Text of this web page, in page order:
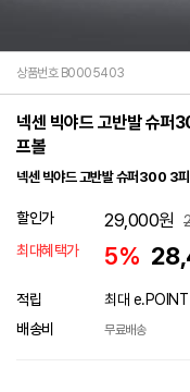
상품번호 B0005403
넥센 빅야드 고반발 슈퍼
프볼
넥센 빅야드 고반발 슈퍼300 3
할인가 29,000원
최대혜택가
5%
적립 최대 e.POINT
배송비
무료배송